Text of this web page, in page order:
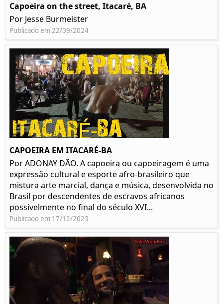
Capoeira on the street, Itacaré, BA
Por Jesse Burmeister
Publicado em 22/09/2024
CAPOEIRA EM ITACARÉ-BA
Por ADONAY DÃO. A capoeira ou capoeiragem é uma
expressão cultural e esporte afro-brasileiro que
mistura arte marcial, dança e música, desenvolvida no
Brasil por descendentes de escravos africanos
possivelmente no final do século XVI...
Publicado em 17/12/2023